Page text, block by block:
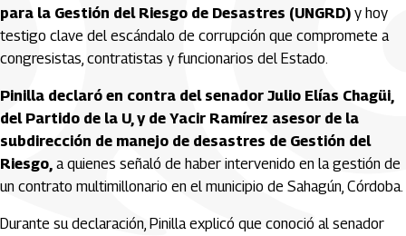
para la Gestión del Riesgo de Desastres (UNGRD) y hoy
testigo clave del escándalo de corrupción que compromete a
congresistas, contratistas y funcionarios del Estado.
Pinilla declaró en contra del senador Julio Elías Chagüi,
del Partido de la U, y de Yacir Ramírez asesor de la
subdirección de manejo de desastres de Gestión del
Riesgo, a quienes señaló de haber intervenido en la gestión de
un contrato multimillonario en el municipio de Sahagún, Córdoba.
Durante su declaración, Pinilla explicó que conoció al senador